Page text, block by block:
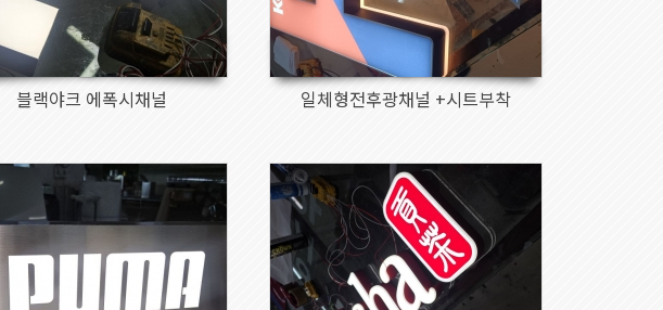
블랙야크 에폭시채널 일체형전후광채널 +시트부착
190